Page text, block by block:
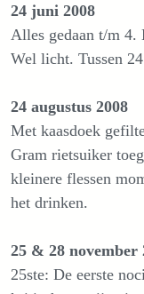
24 juni 2008
Alles gedaan t/m 4.
Wel licht. Tussen
24 augustus 2008
Met kaasdoek
Gram rietsuiker
kleinere flessen
het drinken.
25 & 28 november
25ste: De eerste